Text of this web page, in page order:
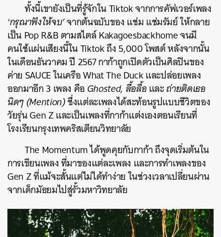
ทั้งนี้เขายังเป็นที่รู้จักใน Tiktok จากการคัฟเวอร์เพลง
‘กรุณาฟังให้จบ’จากต้นฉบับของ แช่ม แช่มรัมย์ ให้กลาย
เป็น Pop R&B ตามสไตล์ Kakagoesbackhome จนมี
คนใช้แผ่นเสียงนี้ใน Tiktok ถึง 5,000 โพสต์ หลังจากนั้น
ในเดือนธันวาคม ปี 2567 กาก้าถูกเปิดตัวเป็นศิลปินของ
ค่าย SAUCE ในเครือWhat The Duck และปล่อยเพลง
ออกมาอีก 3 เพลง คือGhosted, ลื้อลื้อและถ่ายติดเธอ
นิดๆ (Mention)ซึ่งแต่ละเพลงได้สะท้อนรูปแบบชีวิตของ
วัยรุ่น Gen Z และเป็นเพลงที่กาก้าแต่งเองตอนเรียนที่
โรงเรียนกรุงเทพคริสเตียนวิทยาลัย
The Momentum ได้พูดคุยกับกาก้า ถึงจุดเริ่มต้นใน
การเขียนเพลง ที่มาของแต่ละเพลง และการทำเพลงของ
Gen Z ที่แม้จะสั้นแต่ไม่ได้ทำง่าย ในช่วงเวลาเปลี่ยนผ่าน
จากเด็กมัธยมไปสู่รั้วมหาวิทยาลัย